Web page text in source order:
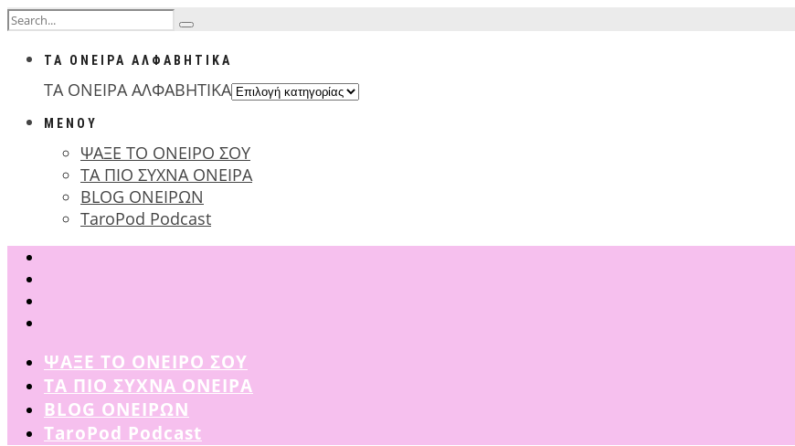
ΤΑ ΟΝΕΙΡΑ ΑΛΦΑΒΗΤΙΚΑ
ΤΑ ΟΝΕΙΡΑ ΑΛΦΑΒΗΤΙΚΑ
ΜΕΝΟΥ
ΨΑΞΕ ΤΟ ΟΝΕΙΡΟ ΣΟΥ
ΤΑ ΠΙΟ ΣΥΧΝΑ ΟΝΕΙΡΑ
BLOG ΟΝΕΙΡΩΝ
TaroPod Podcast
ΨΑΞΕ ΤΟ ΟΝΕΙΡΟ ΣΟΥ
ΤΑ ΠΙΟ ΣΥΧΝΑ ΟΝΕΙΡΑ
BLOG ΟΝΕΙΡΩΝ
TaroPod Podcast